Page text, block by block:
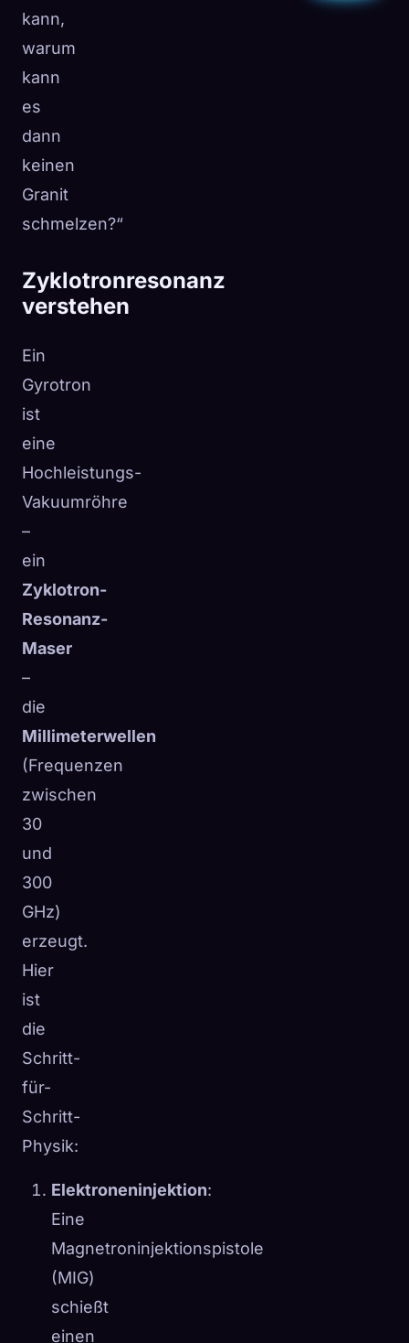
kann,
warum
kann
es
dann
keinen
Granit
schmelzen?“
Zyklotronresonanz
verstehen
Ein
Gyrotron
ist
eine
Hochleistungs-
Vakuumröhre
–
ein
Zyklotron-
Resonanz-
Maser
–
die
Millimeterwellen
(Frequenzen
zwischen
30
und
300
GHz)
erzeugt.
Hier
ist
die
Schritt-
für-
Schritt-
Physik:
Elektroneninjektion:
Eine
Magnetroninjektionspistole
(MIG)
schießt
einen